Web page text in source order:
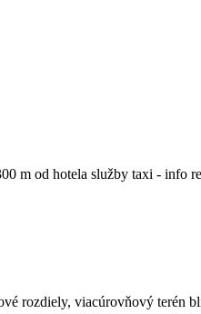
m od hotela služby taxi - info
rozdiely, viacúrovňový terén